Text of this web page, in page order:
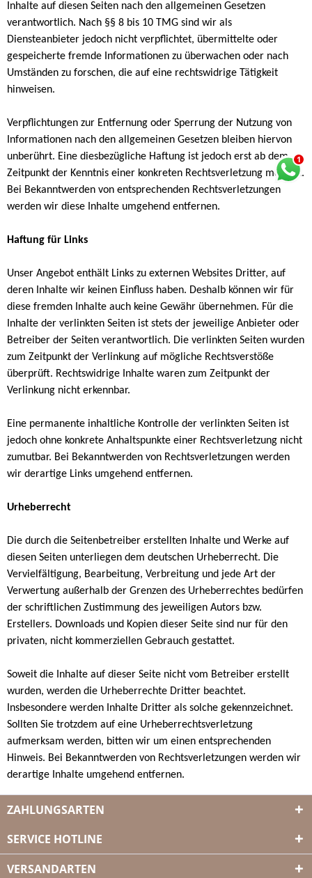
Inhalte auf diesen Seiten nach den allgemeinen Gesetzen
verantwortlich. Nach §§ 8 bis 10 TMG sind wir als
Diensteanbieter jedoch nicht verpflichtet, übermittelte oder
gespeicherte fremde Informationen zu überwachen oder nach
Umständen zu forschen, die auf eine rechtswidrige Tätigkeit
hinweisen.
Verpflichtungen zur Entfernung oder Sperrung der Nutzung von
Informationen nach den allgemeinen Gesetzen bleiben hiervon
unberührt. Eine diesbezügliche Haftung ist jedoch erst ab dem
Zeitpunkt der Kenntnis einer konkreten Rechtsverletzung möglich.
Bei Bekanntwerden von entsprechenden Rechtsverletzungen
werden wir diese Inhalte umgehend entfernen.
Haftung für Links
Unser Angebot enthält Links zu externen Websites Dritter, auf
deren Inhalte wir keinen Einfluss haben. Deshalb können wir für
diese fremden Inhalte auch keine Gewähr übernehmen. Für die
Inhalte der verlinkten Seiten ist stets der jeweilige Anbieter oder
Betreiber der Seiten verantwortlich. Die verlinkten Seiten wurden
zum Zeitpunkt der Verlinkung auf mögliche Rechtsverstöße
überprüft. Rechtswidrige Inhalte waren zum Zeitpunkt der
Verlinkung nicht erkennbar.
Eine permanente inhaltliche Kontrolle der verlinkten Seiten ist
jedoch ohne konkrete Anhaltspunkte einer Rechtsverletzung nicht
zumutbar. Bei Bekanntwerden von Rechtsverletzungen werden
wir derartige Links umgehend entfernen.
Urheberrecht
Die durch die Seitenbetreiber erstellten Inhalte und Werke auf
diesen Seiten unterliegen dem deutschen Urheberrecht. Die
Vervielfältigung, Bearbeitung, Verbreitung und jede Art der
Verwertung außerhalb der Grenzen des Urheberrechtes bedürfen
der schriftlichen Zustimmung des jeweiligen Autors bzw.
Erstellers. Downloads und Kopien dieser Seite sind nur für den
privaten, nicht kommerziellen Gebrauch gestattet.
Soweit die Inhalte auf dieser Seite nicht vom Betreiber erstellt
wurden, werden die Urheberrechte Dritter beachtet.
Insbesondere werden Inhalte Dritter als solche gekennzeichnet.
Sollten Sie trotzdem auf eine Urheberrechtsverletzung
aufmerksam werden, bitten wir um einen entsprechenden
Hinweis. Bei Bekanntwerden von Rechtsverletzungen werden wir
derartige Inhalte umgehend entfernen.
ZAHLUNGSARTEN
SERVICE HOTLINE
VERSANDARTEN